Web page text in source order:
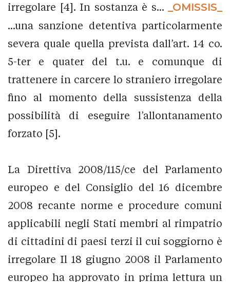
irregolare [4]. In sostanza è s...
_OMISSIS_
...una sanzione detentiva particolarmente
severa quale quella prevista dall’art. 14 co.
5-ter e quater del t.u. e comunque di
trattenere in carcere lo straniero irregolare
fino al momento della sussistenza della
possibilità di eseguire l’allontanamento
forzato [5].
La Direttiva 2008/115/ce del Parlamento
europeo e del Consiglio del 16 dicembre
2008 recante norme e procedure comuni
applicabili negli Stati membri al rimpatrio
di cittadini di paesi terzi il cui soggiorno è
irregolare Il 18 giugno 2008 il Parlamento
europeo ha approvato in prima lettura un